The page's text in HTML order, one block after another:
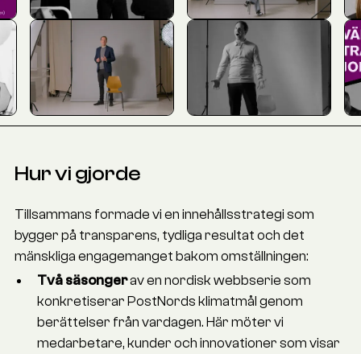
Hur vi gjorde
Tillsammans formade vi en innehållsstrategi som
bygger på transparens, tydliga resultat och det
mänskliga engagemanget bakom omställningen:
Två säsongerav en nordisk webbserie som
konkretiserar PostNords klimatmål genom
berättelser från vardagen. Här möter vi
medarbetare, kunder och innovationer som visar